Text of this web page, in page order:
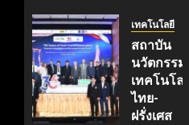
TNI
Day
2026
ฉลอง
ครบรอบ
19 ปี
เทคโนโลยี
สถาบัน
นวัตกรรม
เทคโนโลยี
ไทย-
ฝรั่งเศส